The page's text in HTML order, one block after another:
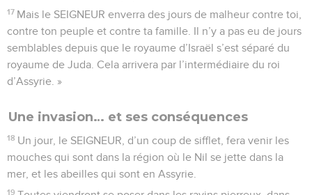
17 Mais le SEIGNEUR enverra des jours de malheur contre toi,
contre ton peuple et contre ta famille. Il n’y a pas eu de jours
semblables depuis que le royaume d’Israël s’est séparé du
royaume de Juda. Cela arrivera par l’intermédiaire du roi
d’Assyrie. »
Une invasion… et ses conséquences
18 Un jour, le SEIGNEUR, d’un coup de sifflet, fera venir les
mouches qui sont dans la région où le Nil se jette dans la
mer, et les abeilles qui sont en Assyrie.
19